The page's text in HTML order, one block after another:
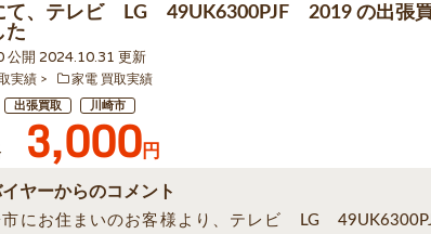
て、テレビ LG 49UK6300PJF 2019 の出張
た
公開 2024.10.31 更新
実績 家電 買取実績
出張買取 川崎市
3,000円
ヤーからのコメント
市にお住まいのお客様より、テレビ LG